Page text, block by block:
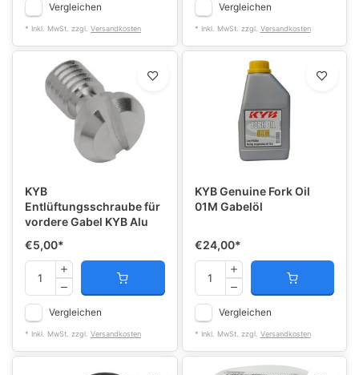
Vergleichen
* Inkl. MwSt. zzgl. Versandkosten
Vergleichen
* Inkl. MwSt. zzgl. Versandkosten
KYB
Entlüftungsschraube für
vordere Gabel KYB Alu
€5,00*
Vergleichen
* Inkl. MwSt. zzgl. Versandkosten
KYB Genuine Fork Oil
01M Gabelöl
€24,00*
Vergleichen
* Inkl. MwSt. zzgl. Versandkosten